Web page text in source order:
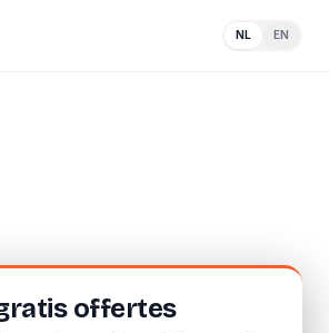
NL EN
offertes